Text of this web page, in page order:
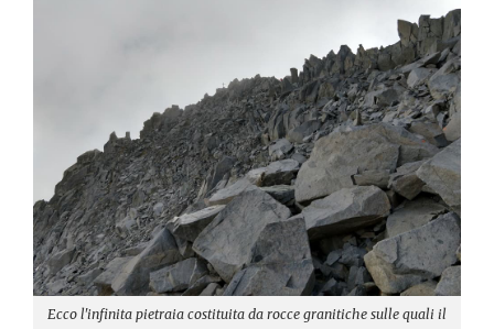
Ecco l'infinita pietraia costituita da rocce granitiche sulle quali il